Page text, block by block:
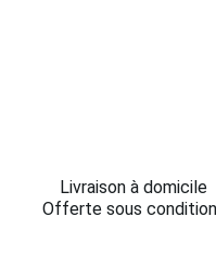
Livraison à domicile
Offerte sous